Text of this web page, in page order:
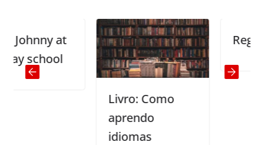
at
Livro: Como
aprendo
idiomas
Regular